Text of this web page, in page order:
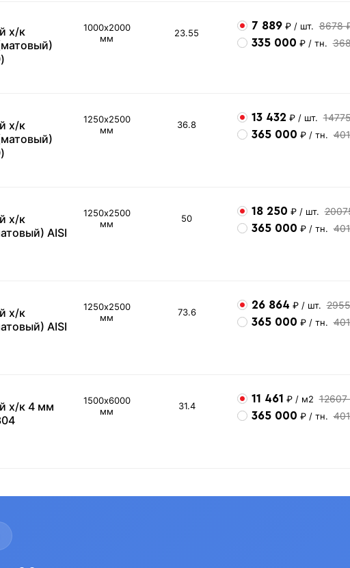
х/к
1000х2000
мм
23.55
7 889 ₽ / шт. 8678
335 000 ₽ / тн.
х/к
1250х2500
мм
36.8
13 432 ₽ / шт.
365 000 ₽ / тн.
х/к
AISI
1250х2500
мм
50
18 250 ₽ / шт.
365 000 ₽ / тн.
х/к
AISI
1250х2500
мм
73.6
26 864 ₽ / шт.
365 000 ₽ / тн.
х/к 4 мм
1500х6000
мм
31.4
11 461 ₽ / м2 12607
365 000 ₽ / тн.